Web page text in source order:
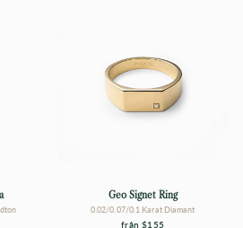
Geo Signet Ring
0.02/0.07/0.1 Karat Diamant
från $155